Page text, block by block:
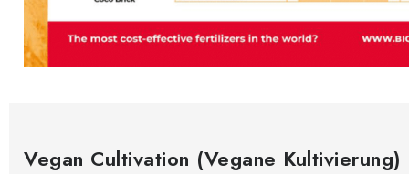
Vegan Cultivation (Vegane Kultivierung)